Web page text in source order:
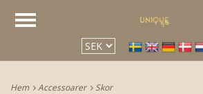
Hem Accessoarer Skor